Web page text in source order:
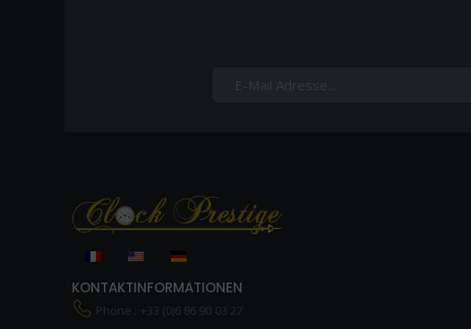
KONTAKTINFORMATIONEN
Phone : +33 (0)6 86 90 03 27